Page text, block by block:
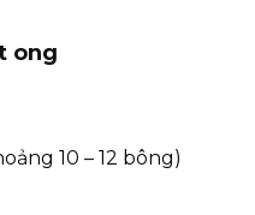
ong
10 – 12 bông)